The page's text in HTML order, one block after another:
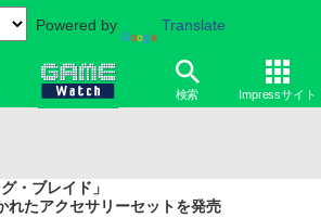
Powered by Translate
検索 Impressサイト
・ブレイド」
れたアクセサリーセットを発売